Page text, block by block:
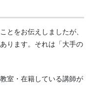
とをお伝えしましたが、
ります。それは「大手の
室・在籍している講師が